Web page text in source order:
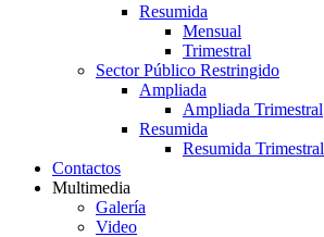
Resumida
Mensual
Trimestral
Sector Público Restringido
Ampliada
Ampliada Trimestral
Resumida
Resumida Trimestral
Contactos
Multimedia
Galería
Video